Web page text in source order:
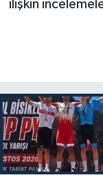
ilişkin